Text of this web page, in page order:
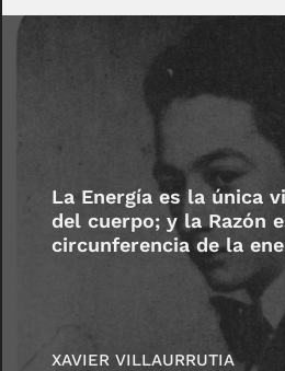
La Energía es la única
del cuerpo; y la Razón
circunferencia de la
XAVIER VILLAURRUTIA